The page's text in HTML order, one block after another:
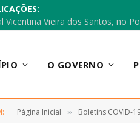
O GOVERNO
Página Inicial » Boletins COVID-